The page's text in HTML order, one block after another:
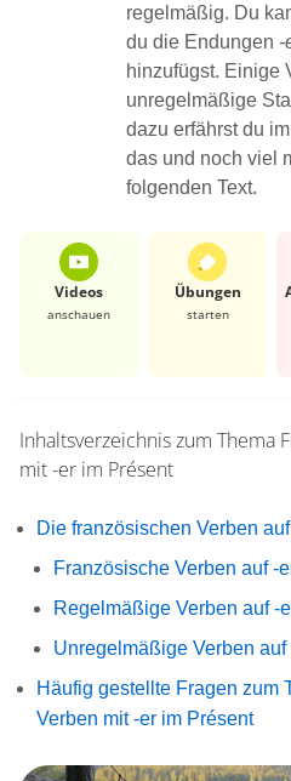
regelmäßig. Du
du die Endungen -
hinzufügst. Einige
unregelmäßige
dazu erfährst du
das und noch viel
folgenden Text.
Videos
anschauen
Übungen
starten
Inhaltsverzeichnis zum Thema
mit -er im Présent
Die französischen Verben
Französische Verben auf -
Regelmäßige Verben auf -
Unregelmäßige Verben auf
Häufig gestellte Fragen zum
Verben mit -er im Présent